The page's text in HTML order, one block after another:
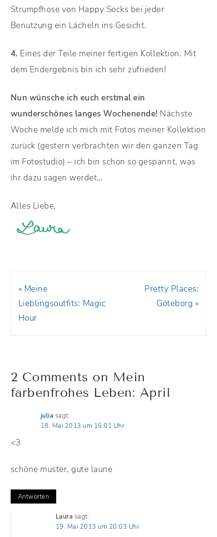
Strumpfhose von Happy Socks bei jeder
Benutzung ein Lächeln ins Gesicht.
4. Eines der Teile meiner fertigen Kollektion. Mit
dem Endergebnis bin ich sehr zufrieden!
Nun wünsche ich euch erstmal ein
wunderschönes langes Wochenende! Nächste
Woche melde ich mich mit Fotos meiner Kollektion
zurück (gestern verbrachten wir den ganzen Tag
im Fotostudio) – ich bin schon so gespannt, was
ihr dazu sagen werdet…
Alles Liebe,
« Meine
Lieblingsoutfits: Magic
Hour
Pretty Places:
Göteborg »
2 Comments on Mein
farbenfrohes Leben: April
julia sagt:
18. Mai 2013 um 15:01 Uhr
<3
schöne muster, gute laune
Antworten
Laura sagt:
19. Mai 2013 um 20:03 Uhr